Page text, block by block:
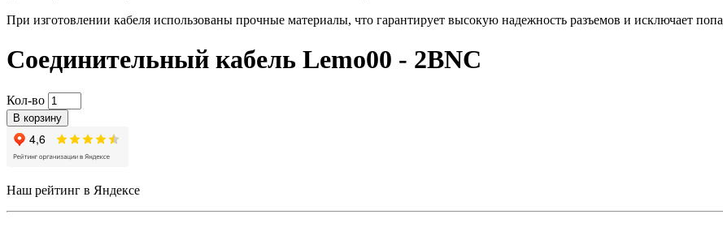
При изготовлении кабеля использованы прочные материалы, что гарантирует высокую надежность разъемов и исключает
Соединительный кабель Lemo00 - 2BNC
Кол-во
В корзину
Наш рейтинг в Яндексе